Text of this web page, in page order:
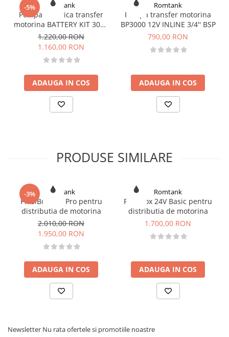
-5% Romtank
Pompa electrica transfer
motorina BATTERY KIT 3000
INLINE 12V
1.220,00 RON
1.160,00 RON
ADAUGA IN COS
Romtank
Pompa transfer motorina
BP3000 12V INLINE 3/4'' BSP
790,00 RON
ADAUGA IN COS
PRODUSE SIMILARE
-3% Romtank
PiusiBox 12V Pro pentru
distributia de motorina
2.010,00 RON
1.950,00 RON
ADAUGA IN COS
Romtank
PiusiBox 24V Basic pentru
distributia de motorina
1.700,00 RON
ADAUGA IN COS
Newsletter Nu rata ofertele si promotiile noastre